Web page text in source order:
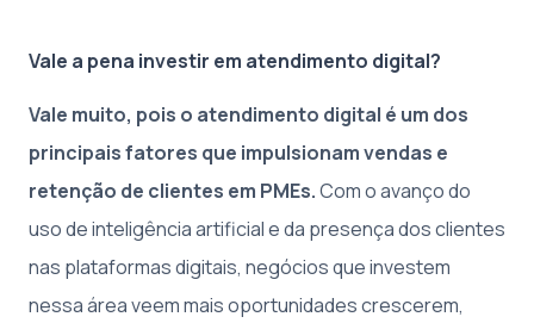
Vale a pena investir em atendimento digital?
Vale muito, pois o atendimento digital é um dos
principais fatores que impulsionam vendas e
retenção de clientes em PMEs.Com o avanço do
uso de inteligência artificial e da presença dos clientes
nas plataformas digitais, negócios que investem
nessa área veem mais oportunidades crescerem,